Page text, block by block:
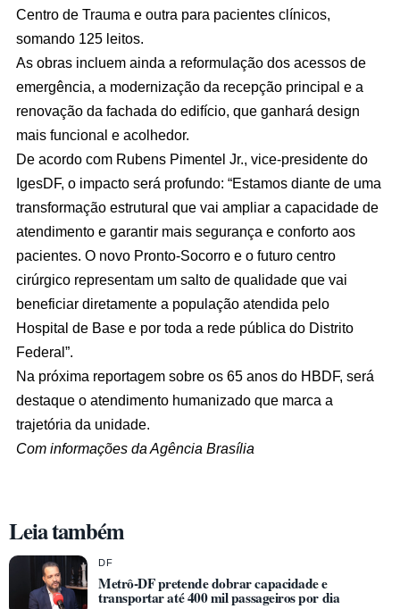
Centro de Trauma e outra para pacientes clínicos,
somando 125 leitos.
As obras incluem ainda a reformulação dos acessos de
emergência, a modernização da recepção principal e a
renovação da fachada do edifício, que ganhará design
mais funcional e acolhedor.
De acordo com Rubens Pimentel Jr., vice-presidente do
IgesDF, o impacto será profundo: “Estamos diante de uma
transformação estrutural que vai ampliar a capacidade de
atendimento e garantir mais segurança e conforto aos
pacientes. O novo Pronto-Socorro e o futuro centro
cirúrgico representam um salto de qualidade que vai
beneficiar diretamente a população atendida pelo
Hospital de Base e por toda a rede pública do Distrito
Federal”.
Na próxima reportagem sobre os 65 anos do HBDF, será
destaque o atendimento humanizado que marca a
trajetória da unidade.
Com informações da Agência Brasília
Leia também
DF
Metrô-DF pretende dobrar capacidade e
transportar até 400 mil passageiros por dia